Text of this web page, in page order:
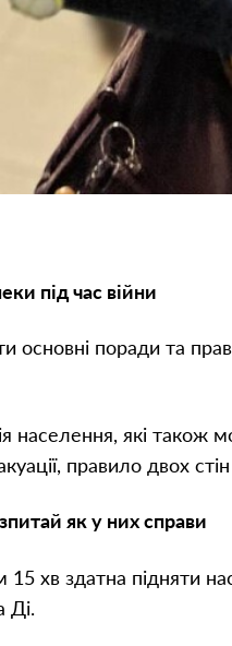
під час війни
основні поради та
населення, які
правило двох
як у них справи
хв здатна підняти
Ді.